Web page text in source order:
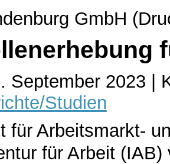
GmbH
September 2023 |
Studien
für Arbeitsmarkt-
für Arbeit